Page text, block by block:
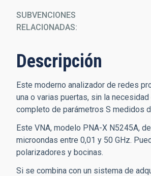
SUBVENCIONES
RELACIONADAS:
Descripción
Este moderno analizador de redes
una o varias puertas, sin la
completo de parámetros S medidos
Este VNA, modelo PNA-X N5245A,
microondas entre 0,01 y 50 GHz.
polarizadores y bocinas.
Si se combina con un sistema de